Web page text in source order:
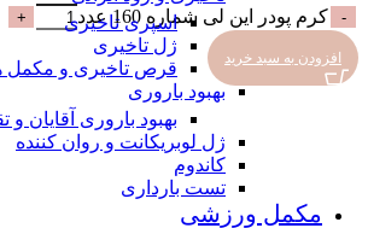
اسپری تاخیری
ژل تاخیری
قرص تاخیری و مکمل
بهبود باروری
بهبود باروری آقایان
ژل لوبریکانت و روان کننده
کاندوم
تست بارداری
مکمل ورزشی
کرم پودر این لی شماره 160 عدد
افزودن به سبد خرید